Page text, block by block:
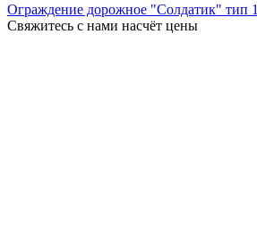
Ограждение дорожное "Солдатик" тип 1
Свяжитесь с нами насчёт цены